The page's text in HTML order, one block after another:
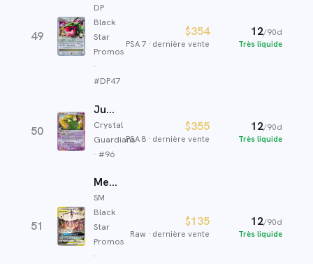
49
DP
Black
Star
Promos
·
#DP47
$354
PSA 7 · dernière vente
12/90d
Très liquide
50
Jungko ex δ
Crystal
Guardians
· #96
$355
PSA 8 · dernière vente
12/90d
Très liquide
51
Mentali et Deoxys GX
SM
Black
Star
Promos
·
$135
Raw · dernière vente
12/90d
Très liquide